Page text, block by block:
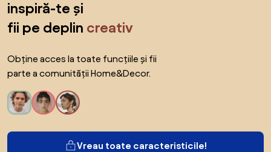
inspiră-te și
fii pe deplin creativ
Obține acces la toate funcțiile și fii
parte a comunității Home&Decor.
Vreau toate caracteristicile!